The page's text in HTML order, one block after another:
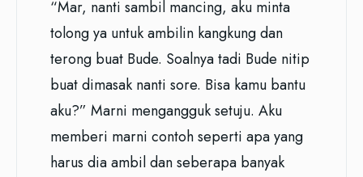
“Mar, nanti sambil mancing, aku minta
tolong ya untuk ambilin kangkung dan
terong buat Bude. Soalnya tadi Bude nitip
buat dimasak nanti sore. Bisa kamu bantu
aku?” Marni mengangguk setuju. Aku
memberi marni contoh seperti apa yang
harus dia ambil dan seberapa banyak